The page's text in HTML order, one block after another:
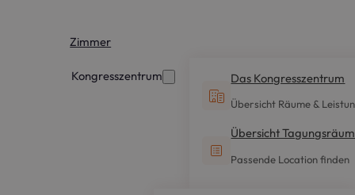
Zimmer
Kongresszentrum Das Kongresszentrum
Übersicht Räume &
Übersicht
Passende Location finden